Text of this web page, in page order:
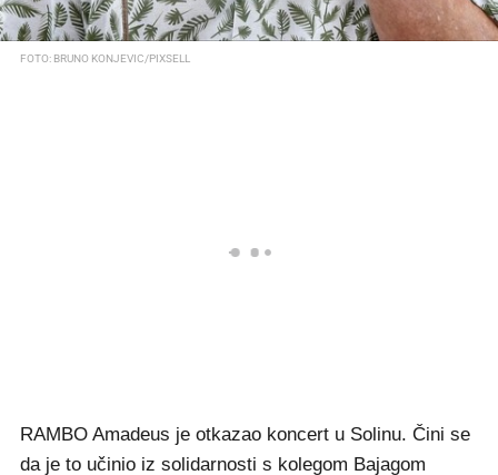
FOTO: BRUNO KONJEVIC/PIXSELL
RAMBO Amadeus je otkazao koncert u Solinu. Čini se
da je to učinio iz solidarnosti s kolegom Bajagom